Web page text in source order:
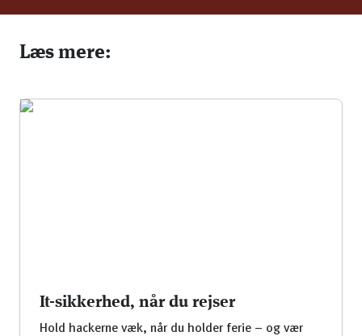
Læs mere:
It-sikkerhed, når du rejser
Hold hackerne væk, når du holder ferie – og vær